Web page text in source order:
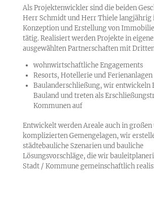
Als Projektenwickler sind die beiden
Herr Schmidt und Herr Thiele langjährig
Konzeption und Erstellung von
tätig. Realisiert werden Projekte in
ausgewählten Partnerschaften mit
wohnwirtschaftliche Engagements
Resorts, Hotellerie und Ferienanlagen
Baulanderschließung, wir entwickeln
Bauland und treten als
Kommunen auf
Entwickelt werden Areale auch in großen
komplizierten Gemengelagen, wir
städtebauliche Szenarien und bauliche
Lösungsvorschläge, die wir
Stadt / Kommune gemeinschaftlich